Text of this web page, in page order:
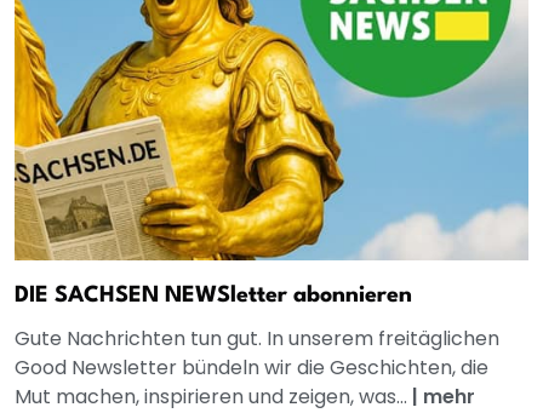
DIE SACHSEN NEWSletter abonnieren
Gute Nachrichten tun gut. In unserem freitäglichen
Good Newsletter bündeln wir die Geschichten, die
Mut machen, inspirieren und zeigen, was... | mehr